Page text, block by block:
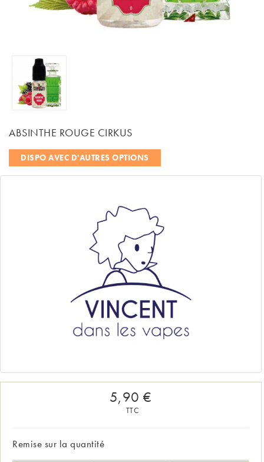
ABSINTHE ROUGE CIRKUS
DISPO AVEC D'AUTRES OPTIONS
5,90 €
TTC
Remise sur la quantité